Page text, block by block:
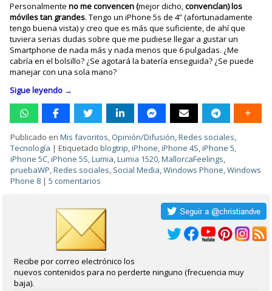
Personalmenteno me convencen (mejor dicho,convencían) los
móviles tan grandes. Tengo un iPhone 5s de 4” (afortunadamente
tengo buena vista) y creo que es más que suficiente, de ahí que
tuviera serias dudas sobre que me pudiese llegar a gustar un
Smartphone de nada más y nada menos que 6 pulgadas. ¿Me
cabría en el bolsillo? ¿Se agotará la batería enseguida? ¿Se puede
manejar con una sola mano?
Sigue leyendo →
Publicado en Mis favoritos, Opinión/Difusión,Redes sociales,
Tecnología |Etiquetado blogtrip,iPhone,iPhone 4S,iPhone 5,
iPhone 5C,iPhone 5S,Lumia,Lumia 1520,MallorcaFeelings,
pruebaWP,Redes sociales, Social Media,Windows Phone,Windows
Phone 8 |5 comentarios
Recibe por correo electrónico los
nuevos contenidos para no perderte ninguno (frecuencia muy
baja).